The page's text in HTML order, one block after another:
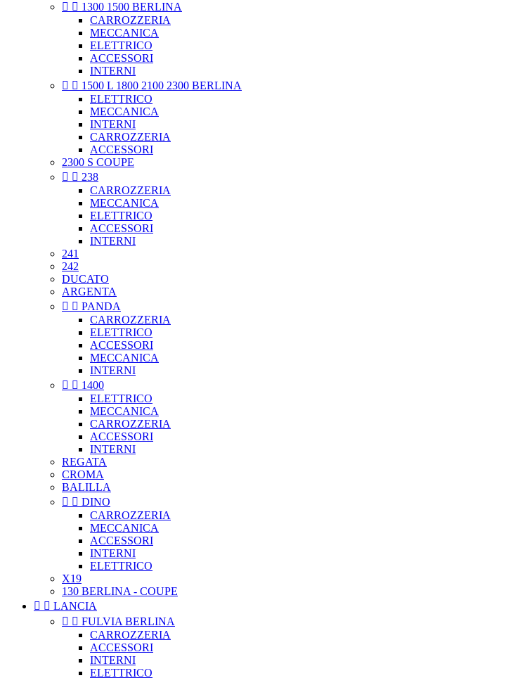
  1300 1500 BERLINA
CARROZZERIA
MECCANICA
ELETTRICO
ACCESSORI
INTERNI
  1500 L 1800 2100 2300 BERLINA
ELETTRICO
MECCANICA
INTERNI
CARROZZERIA
ACCESSORI
2300 S COUPE
  238
CARROZZERIA
MECCANICA
ELETTRICO
ACCESSORI
INTERNI
241
242
DUCATO
ARGENTA
  PANDA
CARROZZERIA
ELETTRICO
ACCESSORI
MECCANICA
INTERNI
  1400
ELETTRICO
MECCANICA
CARROZZERIA
ACCESSORI
INTERNI
REGATA
CROMA
BALILLA
  DINO
CARROZZERIA
MECCANICA
ACCESSORI
INTERNI
ELETTRICO
X19
130 BERLINA - COUPE
  LANCIA
  FULVIA BERLINA
CARROZZERIA
ACCESSORI
INTERNI
ELETTRICO